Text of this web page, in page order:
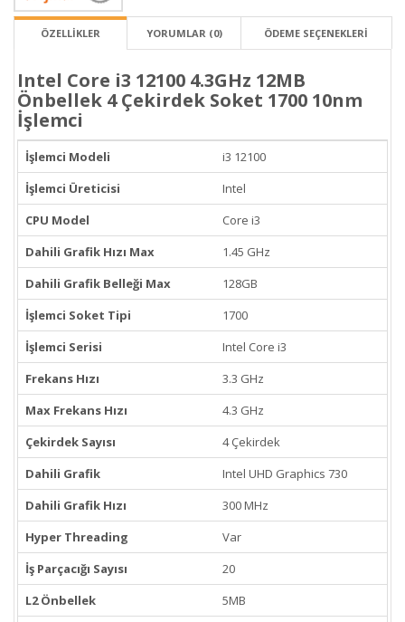
ÖZELLİKLER YORUMLAR (0) ÖDEME SEÇENEKLERI
Intel Core i3 12100 4.3GHz 12MB
Önbellek 4 Çekirdek Soket 1700 10nm
İşlemci
İşlemci Modeli
i3 12100
İşlemci Üreticisi
Intel
CPU Model
Core i3
Dahili Grafik Hızı Max
1.45 GHz
Dahili Grafik Belleği Max
128GB
İşlemci Soket Tipi
1700
İşlemci Serisi
Intel Core i3
Frekans Hızı
3.3 GHz
Max Frekans Hızı
4.3 GHz
Çekirdek Sayısı
4 Çekirdek
Dahili Grafik
Intel UHD Graphics 730
Dahili Grafik Hızı
300 MHz
Hyper Threading
Var
İş Parçacığı Sayısı
20
L2 Önbellek
5MB